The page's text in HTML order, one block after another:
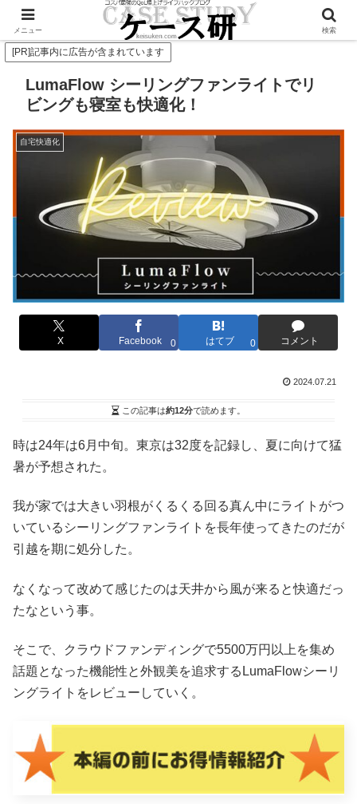
Twitterで毎日お得情報発信中！是非フォローお願いします
[PR]記事内に広告が含まれています
LumaFlow シーリングファンライトでリ
ビングも寝室も快適化！
自宅快適化
X Facebook 0 はてブ 0 コメント
2024.07.21
この記事は約12分で読めます。
時は24年は6月中旬。東京は32度を記録し、夏に向けて猛
暑が予想された。
我が家では大きい羽根がくるくる回る真ん中にライトがつ
いているシーリングファンライトを長年使ってきたのだが
引越を期に処分した。
なくなって改めて感じたのは天井から風が来ると快適だっ
たなという事。
そこで、クラウドファンディングで5500万円以上を集め
話題となった機能性と外観美を追求するLumaFlowシーリ
ングライトをレビューしていく。
メニュー 検索